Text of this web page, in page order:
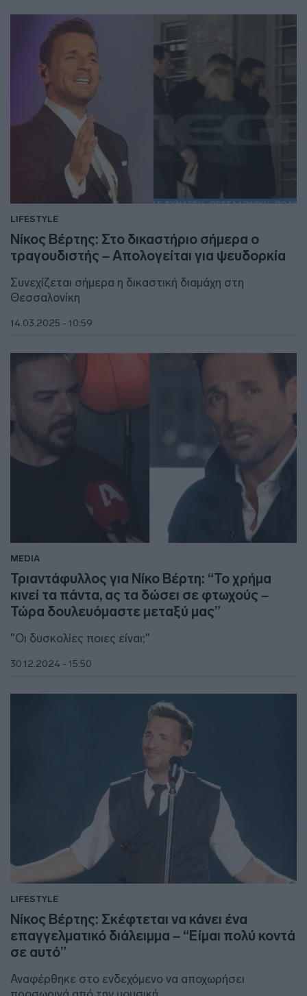
LIFESTYLE
Νίκος Βέρτης: Στο δικαστήριο σήμερα ο
τραγουδιστής – Απολογείται για ψευδορκία
Συνεχίζεται σήμερα η δικαστική διαμάχη στη
Θεσσαλονίκη
14.03.2025 - 10:59
MEDIA
Τριαντάφυλλος για Νίκο Βέρτη: “Το χρήμα
κινεί τα πάντα, ας τα δώσει σε φτωχούς –
Τώρα δουλευόμαστε μεταξύ μας”
"Οι δυσκολίες ποιες είναι;"
30.12.2024 - 15:50
LIFESTYLE
Νίκος Βέρτης: Σκέφτεται να κάνει ένα
επαγγελματικό διάλειμμα – “Είμαι πολύ κοντά
σε αυτό”
Αναφέρθηκε στο ενδεχόμενο να αποχωρήσει